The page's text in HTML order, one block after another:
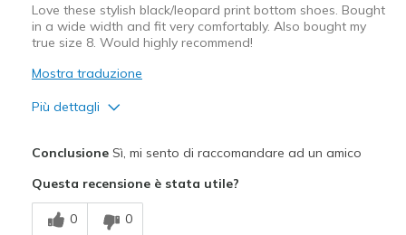
Sizing
Feels true to size
View On Shoes
I'm Really Into Shoes
Love these stylish black/leopard print bottom shoes. Bought
in a wide width and fit very comfortably. Also bought my
true size 8. Would highly recommend!
Mostra traduzione
Più dettagli
Breathe Well
ConclusioneSì, mi sento di raccomandare ad un amico
Questa recensione è stata utile?
0 0